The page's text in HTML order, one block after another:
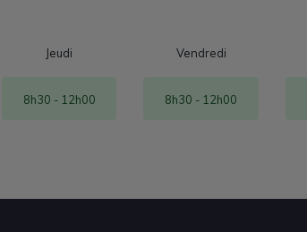
Jeudi
8h30 - 12h00
Vendredi
8h30 - 12h00